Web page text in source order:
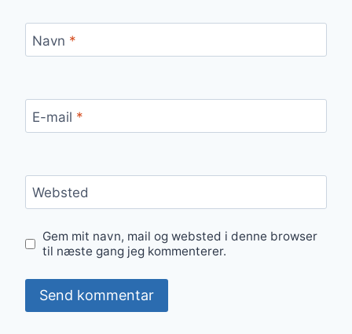
Navn *
E-mail *
Websted
Gem mit navn, mail og websted i denne browser
til næste gang jeg kommenterer.